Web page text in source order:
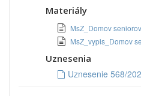
Materiály
MsZ_Domov
MsZ_vypis_Domov
Uznesenia
Uznesenie 568/